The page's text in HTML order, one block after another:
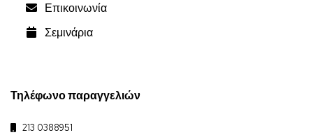
Επικοινωνία
Σεμινάρια
Τηλέφωνο παραγγελιών
213 0388951